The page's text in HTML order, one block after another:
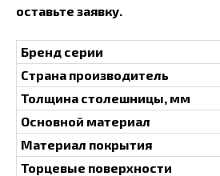
оставьте заявку.
Бренд серии
Страна производитель
Толщина столешницы, мм
Основной материал
Материал покрытия
Торцевые поверхности